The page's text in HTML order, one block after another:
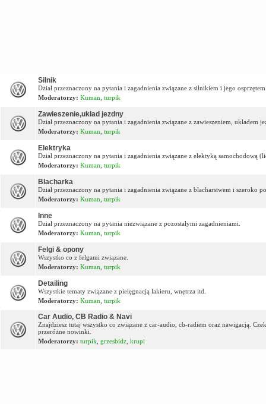
Silnik
Dział przeznaczony na pytania i zagadnienia związane z silnikiem i jego
Moderatorzy: Kuman turpik
Zawieszenie,układ jezdny
Dział przeznaczony na pytania i zagadnienia związane z zawieszeniem, układem
Moderatorzy: Kuman turpik
Elektryka
Dział przeznaczony na pytania i zagadnienia związane z elektyką samochodową
Moderatorzy: Kuman turpik
Blacharka
Dział przeznaczony na pytania i zagadnienia związane z blacharstwem i szeroko
Moderatorzy: Kuman turpik
Inne
Dział przeznaczony na pytania niezwiązane z pozostałymi zagadnieniami.
Moderatorzy: Kuman turpik
Felgi & opony
Wszystko co z felgami związane.
Moderatorzy: Kuman turpik
Detailing
Wszystkie tematy związane z pielęgnacją lakieru, wnętrza itd.
Moderatorzy: Kuman turpik
Car Audio, CB Radio & Navi
Znajdziesz tutaj wszystko co związane z car-audio, cb-radiem oraz nawigacją.
przeróżne nowinki.
Moderatorzy: turpik grzesbidz krupi